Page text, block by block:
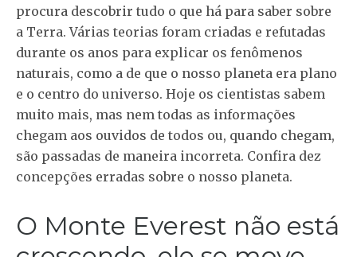
procura descobrir tudo o que há para saber sobre
a Terra. Várias teorias foram criadas e refutadas
durante os anos para explicar os fenômenos
naturais, como a de que o nosso planeta era plano
e o centro do universo. Hoje os cientistas sabem
muito mais, mas nem todas as informações
chegam aos ouvidos de todos ou, quando chegam,
são passadas de maneira incorreta. Confira dez
concepções erradas sobre o nosso planeta.
O Monte Everest não está